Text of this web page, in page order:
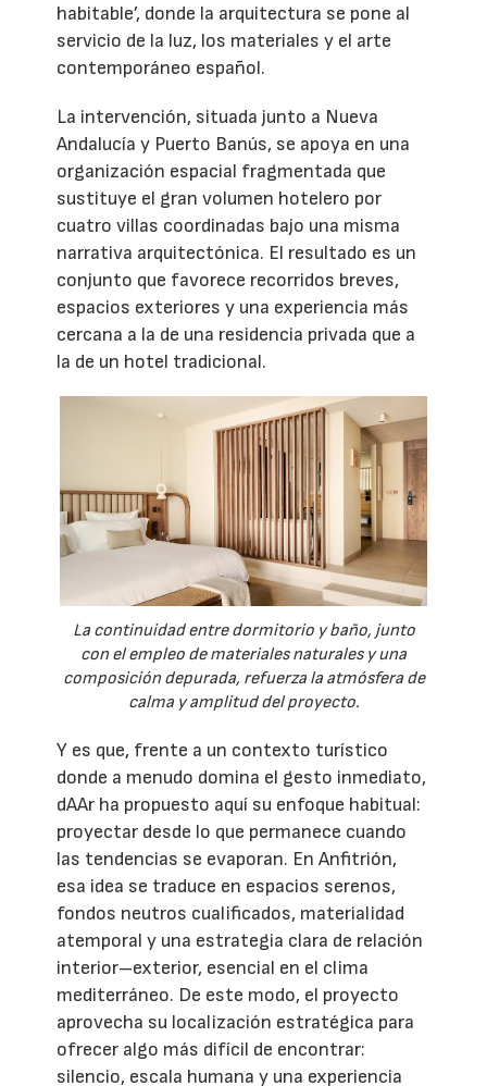
habitable’, donde la arquitectura se pone al
servicio de la luz, los materiales y el arte
contemporáneo español.
La intervención, situada junto a Nueva
Andalucía y Puerto Banús, se apoya en una
organización espacial fragmentada que
sustituye el gran volumen hotelero por
cuatro villas coordinadas bajo una misma
narrativa arquitectónica. El resultado es un
conjunto que favorece recorridos breves,
espacios exteriores y una experiencia más
cercana a la de una residencia privada que a
la de un hotel tradicional.
La continuidad entre dormitorio y baño, junto
con el empleo de materiales naturales y una
composición depurada, refuerza la atmósfera de
calma y amplitud del proyecto.
Y es que, frente a un contexto turístico
donde a menudo domina el gesto inmediato,
dAAr ha propuesto aquí su enfoque habitual:
proyectar desde lo que permanece cuando
las tendencias se evaporan. En Anfitrión,
esa idea se traduce en espacios serenos,
fondos neutros cualificados, materialidad
atemporal y una estrategia clara de relación
interior–exterior, esencial en el clima
mediterráneo. De este modo, el proyecto
aprovecha su localización estratégica para
ofrecer algo más difícil de encontrar:
silencio, escala humana y una experiencia